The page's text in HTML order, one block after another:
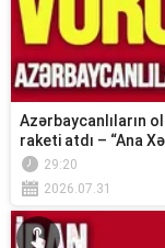
Azərbaycanlıların
raketi atdı – “Ana
29:20
2026.07.31